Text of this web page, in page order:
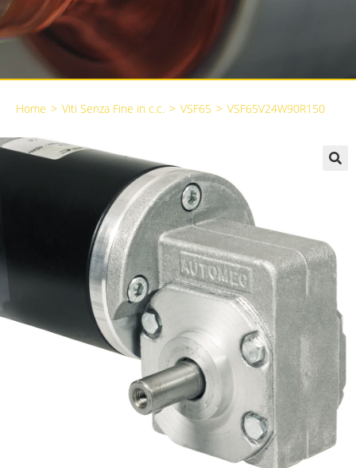
Home > Viti Senza Fine in c.c. > VSF65 > VSF65V24W90R150